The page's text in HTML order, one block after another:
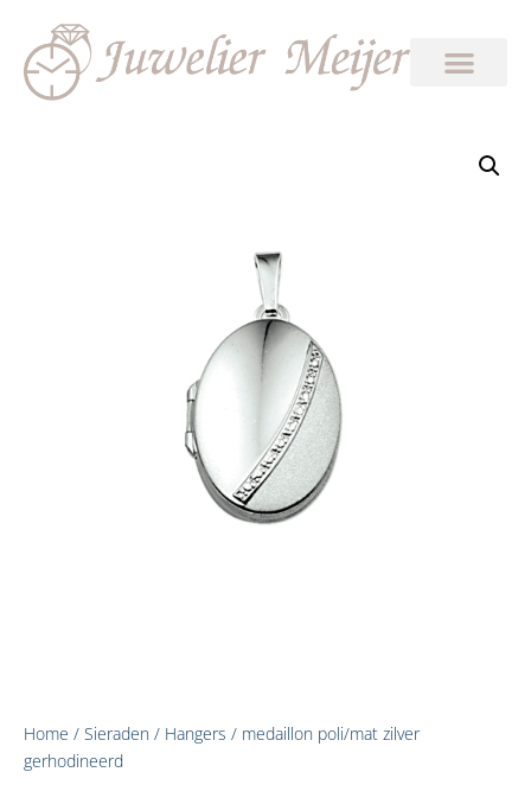
Home / Sieraden / Hangers / medaillon poli/mat zilver
gerhodineerd